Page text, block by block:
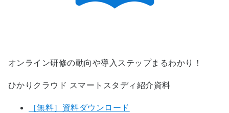
オンライン研修の動向や導入ステップまるわかり！
ひかりクラウド スマートスタディ紹介資料
［無料］資料ダウンロード